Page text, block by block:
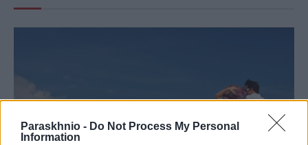
Paraskhnio - Do Not Process My Personal
Information